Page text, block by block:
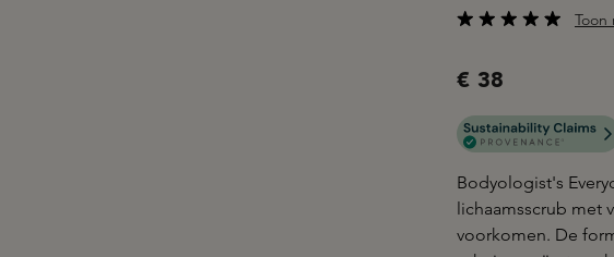
Toon
€ 38
Bodyologist's
lichaamsscrub met
voorkomen. De